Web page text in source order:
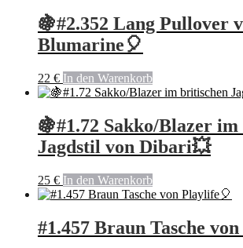
🍇#2.352 Lang Pullover
Blumarine🎈
22 € In den Warenkorb
🍇#1.72 Sakko/Blazer
Jagdstil von Dibari💥
25 € In den Warenkorb
#1.457 Braun Tasche